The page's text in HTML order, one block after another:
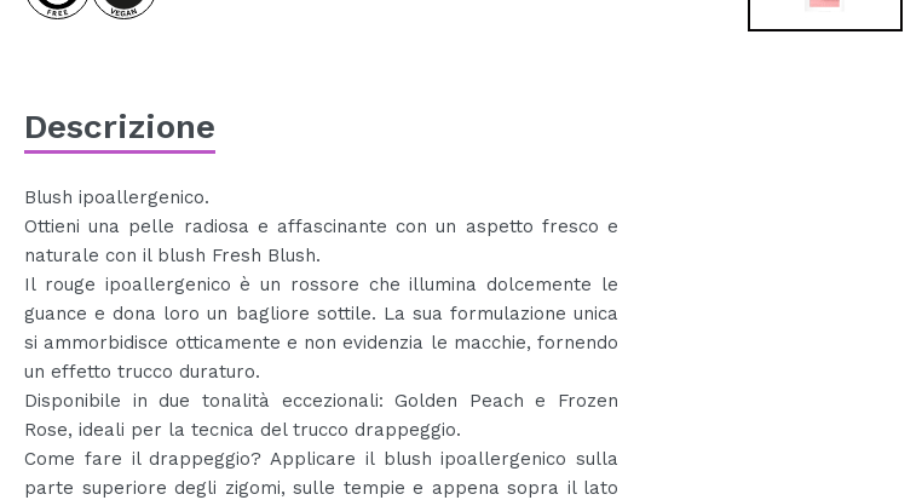
OUTLET
PROSSIMAMENTE
Descrizione
Blush ipoallergenico.
Ottieni una pelle radiosa e affascinante con un aspetto fresco e
naturale con il blush Fresh Blush.
Il rouge ipoallergenico è un rossore che illumina dolcemente le
guance e dona loro un bagliore sottile. La sua formulazione unica
si ammorbidisce otticamente e non evidenzia le macchie, fornendo
un effetto trucco duraturo.
Disponibile in due tonalità eccezionali: Golden Peach e Frozen
Rose, ideali per la tecnica del trucco drappeggio.
Come fare il drappeggio? Applicare il blush ipoallergenico sulla
parte superiore degli zigomi, sulle tempie e appena sopra il lato